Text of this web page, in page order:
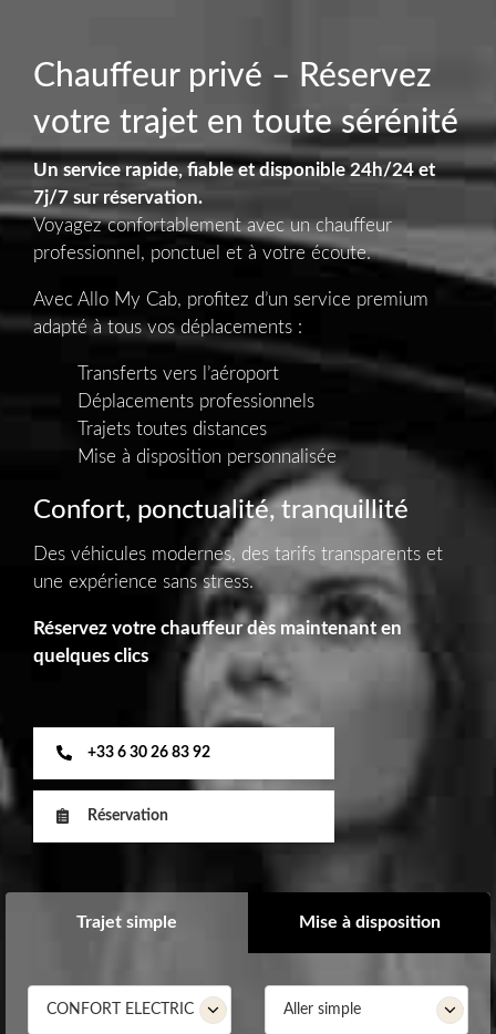
Chauffeur privé – Réservez
votre trajet en toute sérénité
Un service rapide, fiable et disponible 24h/24 et
7j/7 sur réservation.
Voyagez confortablement avec un chauffeur
professionnel, ponctuel et à votre écoute.
Avec Allo My Cab, profitez d’un service premium
adapté à tous vos déplacements :
Transferts vers l’aéroport
Déplacements professionnels
Trajets toutes distances
Mise à disposition personnalisée
Confort, ponctualité, tranquillité
Des véhicules modernes, des tarifs transparents et
une expérience sans stress.
Réservez votre chauffeur dès maintenant en
quelques clics
+33 6 30 26 83 92
Réservation
Trajet simple Mise à disposition